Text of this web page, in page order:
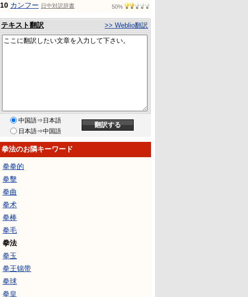
10 カンフー 日中対訳辞書 50%
テキスト翻訳 >> Weblio翻訳
中国語⇒日本語
日本語⇒中国語
拳法のお隣キーワード
拳拳的
拳擊
拳曲
拳术
拳棒
拳毛
拳法
拳玉
拳王锦带
拳球
拳皇